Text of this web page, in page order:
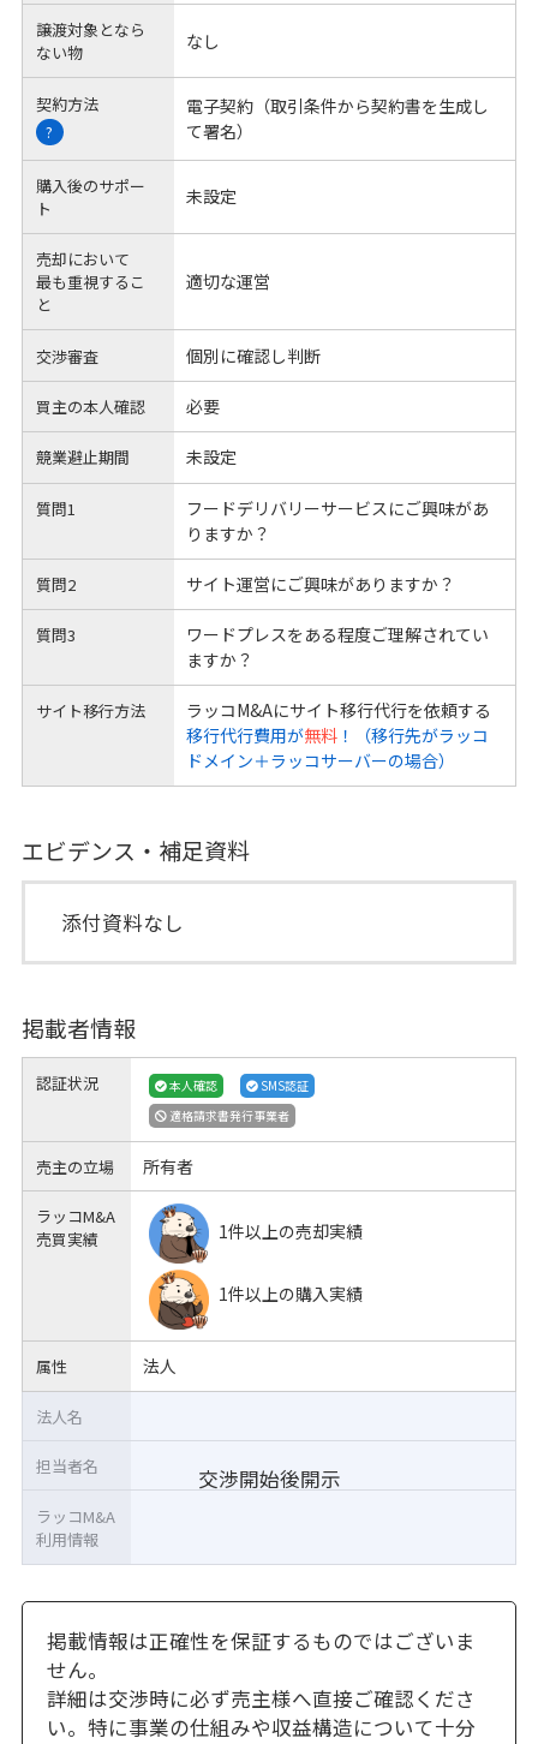
譲渡対象となら
ない物
なし
契約方法
?
電子契約（取引条件から契約書を生成し
て署名）
購入後のサポー
ト
未設定
売却において
最も重視するこ
と
適切な運営
交渉審査 個別に確認し判断
買主の本人確認 必要
競業避止期間 未設定
質問1
フードデリバリーサービスにご興味があ
りますか？
質問2 サイト運営にご興味がありますか？
質問3
ワードプレスをある程度ご理解されてい
ますか？
サイト移行方法
ラッコM&Aにサイト移行代行を依頼する
移行代行費用が無料！（移行先がラッコ
ドメイン＋ラッコサーバーの場合）
エビデンス・補足資料
添付資料なし
掲載者情報
認証状況 本人確認
SMS認証
適格請求書発行事業者
売主の立場 所有者
ラッコM&A
売買実績
1件以上の売却実績
1件以上の購入実績
属性 法人
交渉開始後開示
法人名
担当者名
ラッコM&A
利用情報
掲載情報は正確性を保証するものではございま
せん。
詳細は交渉時に必ず売主様へ直接ご確認くださ
い。特に事業の仕組みや収益構造について十分